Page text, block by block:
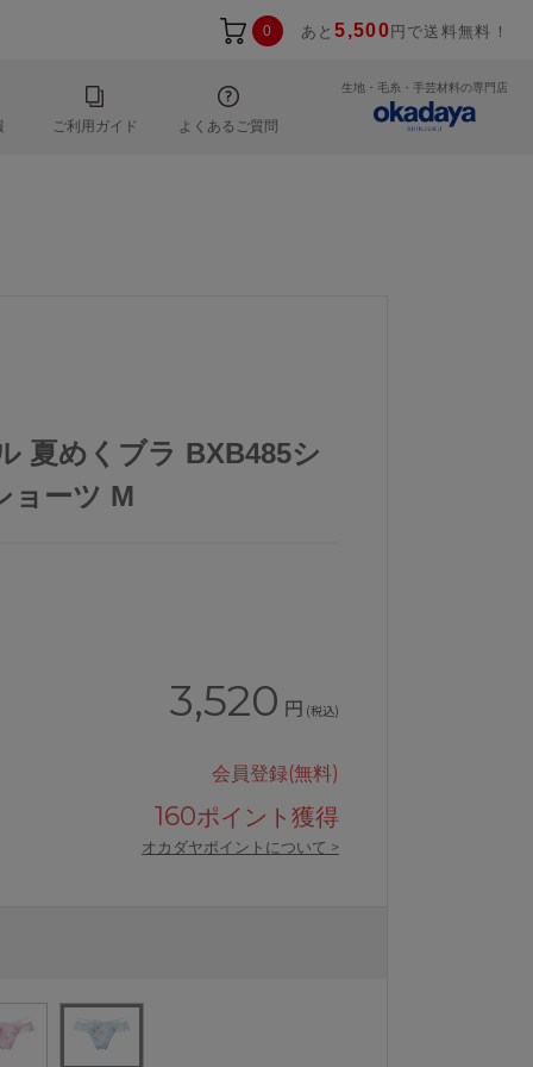
0 あと5,500 円で送料無料！
ご利用ガイド よくあるご質問
生地・毛糸・手芸材料の専門店
夏めくブラ BXB485シ
ョーツ M
3,520 円 (税込)
会員登録(無料)
160ポイント獲得
オカダヤポイントについて >